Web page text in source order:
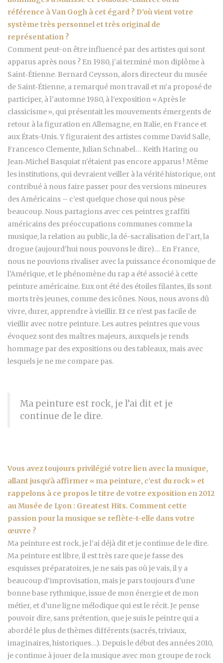
référence à Van Gogh à cet égard ? D'où vient votre
système très personnel et très original de
représentation ?
Comment peut-on être influencé par des artistes qui sont
apparus après nous ? En 1980, j’ai terminé mon diplôme à
Saint‑Étienne. Bernard Ceysson, alors directeur du musée
de Saint‑Étienne, a remarqué mon travail et m’a proposé de
participer, à l’automne 1980, à l’exposition « Après le
classicisme », qui présentait les mouvements émergents de
retour à la figuration en Allemagne, en Italie, en France et
aux États-Unis. Y figuraient des artistes comme David Salle,
Francesco Clemente, Julian Schnabel… Keith Haring ou
Jean‑Michel Basquiat n'étaient pas encore apparus ! Même
les institutions, qui devraient veiller à la vérité historique, ont
contribué à nous faire passer pour des versions mineures
des Américains – c’est quelque chose qui nous pèse
beaucoup. Nous partagions avec ces peintres graffiti
américains des préoccupations communes comme la
musique, la relation au public, la dé-sacralisation de l’art, la
drogue (aujourd’hui nous pouvons le dire)… En France,
nous ne pouvions rivaliser avec la puissance économique de
l’Amérique, et le phénomène du rap a été associé à cette
peinture américaine. Eux ont été des étoiles filantes, ils sont
morts très jeunes, comme des icônes. Nous, nous avons dû
vivre, durer, apprendre à vieillir. Et ce n’est pas facile de
vieillir avec notre peinture. Les autres peintres que vous
évoquez sont des maîtres majeurs, auxquels je rends
hommage par des expositions ou des tableaux, mais avec
lesquels je ne me compare pas.
Ma peinture est rock, je l’ai dit et je
continue de le dire.
Vous avez toujours privilégié votre lien avec la musique,
allant jusqu’à affirmer « ma peinture, c’est du rock » et
rappelons à ce propos le titre de votre exposition en 2012
au Musée de Lyon : Greatest Hits. Comment cette
passion pour la musique se reflète-t-elle dans votre
œuvre ?
Ma peinture est rock, je l’ai déjà dit et je continue de le dire.
Ma peinture est libre, il est très rare que je fasse des
esquisses préparatoires, je ne sais pas où je vais, il y a
beaucoup d’improvisation, mais je pars toujours d’une
bonne base rythmique, issue de mon énergie et de mon
métier, et d’une ligne mélodique qui est le récit. Je pense
pouvoir dire, sans prétention, que je suis le peintre qui a
abordé le plus de thèmes différents (sacrés, triviaux,
imaginaires, historiques…). Depuis le début des années 2010,
je continue à jouer de la musique avec mon groupe de rock